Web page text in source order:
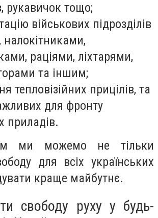
рукавичок тощо;
військових підрозділів
раціями, ліхтарями,
та іншим;
тепловізійних прицілів, та
для фронту
приладів.
ми можемо не тільки
для всіх українських
краще майбутнє.
свободу руху у будь-